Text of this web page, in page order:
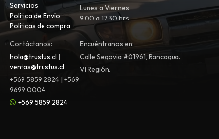
Servicios
Política de Envío
Políticas de compra
Lunes a Viernes
9.00 a 17.30 hrs.
Contáctanos:
hola@trustus.cl |
ventas@trustus.cl
+569 5859 2824 | +569
9699 0004
+569 5859 2824
Encuéntranos en:
Calle Segovia #01961, Rancagua.
VI Región.